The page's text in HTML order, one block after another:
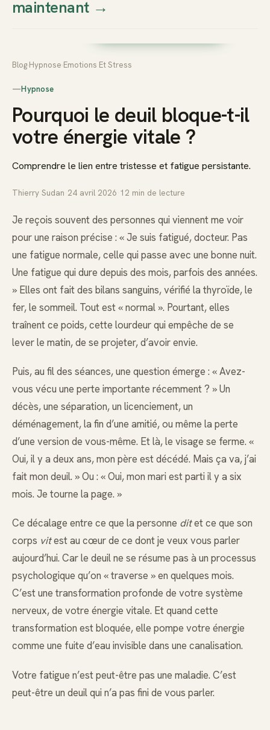
Thierry
Prendre rendez-vous dès
maintenant→
Blog Hypnose Emotions Et Stress
—Hypnose
Pourquoi le deuil bloque-t-il
votre énergie vitale ?
Comprendre le lien entre tristesse et fatigue persistante.
Thierry Sudan 24 avril 2026 12 min de lecture
Je reçois souvent des personnes qui viennent me voir
pour une raison précise : « Je suis fatigué, docteur. Pas
une fatigue normale, celle qui passe avec une bonne nuit.
Une fatigue qui dure depuis des mois, parfois des années.
» Elles ont fait des bilans sanguins, vérifié la thyroïde, le
fer, le sommeil. Tout est « normal ». Pourtant, elles
traînent ce poids, cette lourdeur qui empêche de se
lever le matin, de se projeter, d’avoir envie.
Puis, au fil des séances, une question émerge : « Avez-
vous vécu une perte importante récemment ? » Un
décès, une séparation, un licenciement, un
déménagement, la fin d’une amitié, ou même la perte
d’une version de vous-même. Et là, le visage se ferme. «
Oui, il y a deux ans, mon père est décédé. Mais ça va, j’ai
fait mon deuil. » Ou : « Oui, mon mari est parti il y a six
mois. Je tourne la page. »
Ce décalage entre ce que la personne ditet ce que son
corps vitest au cœur de ce dont je veux vous parler
aujourd’hui. Car le deuil ne se résume pas à un processus
psychologique qu’on « traverse » en quelques mois.
C’est une transformation profonde de votre système
nerveux, de votre énergie vitale. Et quand cette
transformation est bloquée, elle pompe votre énergie
comme une fuite d’eau invisible dans une canalisation.
Votre fatigue n’est peut-être pas une maladie. C’est
peut-être un deuil qui n’a pas fini de vous parler.